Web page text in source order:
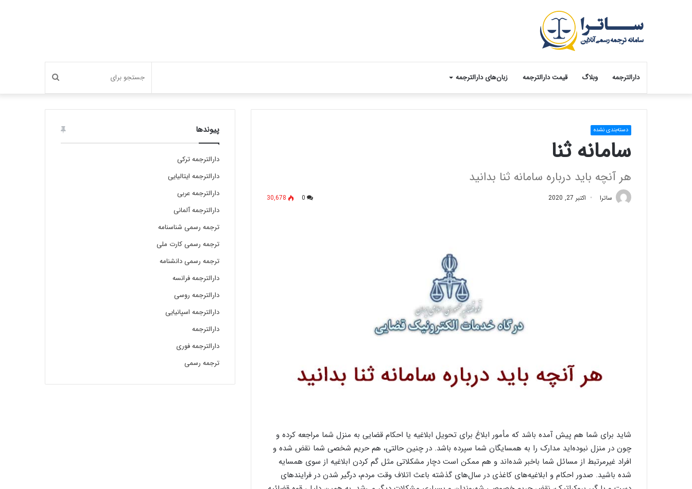
دارالترجمه وبلاگ قیمت دارالترجمه زبان‌های دارالترجمه جستجو
برای
دسته‌بندی نشده
سامانه ثنا
هر آنچه باید درباره سامانه ثنا بدانید
ساترا اکتبر 27, 2020 0
30,678
شاید برای شما هم پیش آمده باشد که مأمور ابلاغ برای تحویل ابلاغیه یا احکام قضایی به منزل شما مراجعه کرده و
چون در منزل نبوده‌اید مدارک را به همسایگان شما سپرده باشد. در چنین حالتی، هم حریم شخصی شما نقض شده و
افراد غیرمرتبط از مسائل شما باخبر شده‌اند و هم ممکن است دچار مشکلاتی مثل گم کردن ابلاغیه از سوی همسایه
شده باشید. صدور احکام و ابلاغیه‌های کاغذی در سال‌های گذشته باعث اتلاف وقت مردم، درگیر شدن در فرایندهای
پیوندها
دارالترجمه ترکی
دارالترجمه ایتالیایی
دارالترجمه عربی
دارالترجمه آلمانی
ترجمه رسمی شناسنامه
ترجمه رسمی کارت ملی
ترجمه رسمی دانشنامه
دارالترجمه فرانسه
دارالترجمه روسی
دارالترجمه اسپانیایی
دارالترجمه
دارالترجمه فوری
ترجمه رسمی